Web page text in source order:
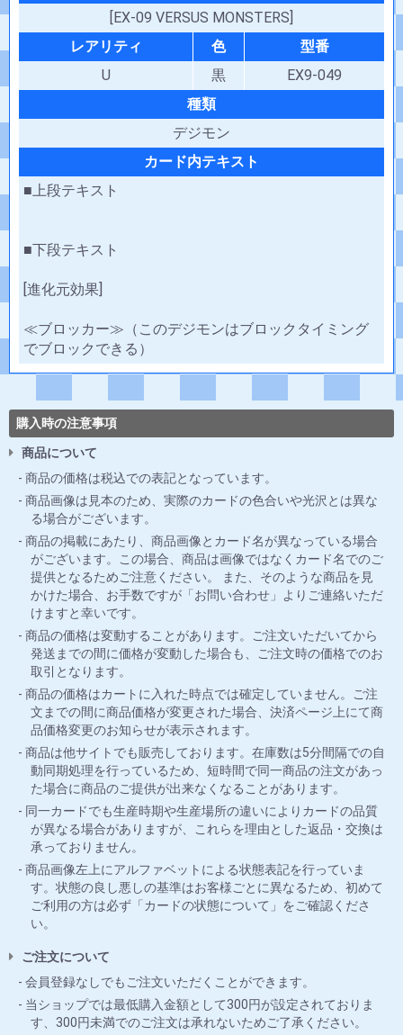
[EX-09 VERSUS MONSTERS]
レアリティ
色
型番
U
黒
EX9-049
種類
デジモン
カード内テキスト
■上段テキスト
■下段テキスト
[進化元効果]
≪ブロッカー≫（このデジモンはブロックタイミング
でブロックできる）
購入時の注意事項
商品について
商品の価格は税込での表記となっています。
商品画像は見本のため、実際のカードの色合いや光沢とは異な
る場合がございます。
商品の掲載にあたり、商品画像とカード名が異なっている場合
がございます。この場合、商品は画像ではなくカード名でのご
提供となるためご注意ください。 また、そのような商品を見
かけた場合、お手数ですが「お問い合わせ」よりご連絡いただ
けますと幸いです。
商品の価格は変動することがあります。ご注文いただいてから
発送までの間に価格が変動した場合も、ご注文時の価格でのお
取引となります。
商品の価格はカートに入れた時点では確定していません。ご注
文までの間に商品価格が変更された場合、決済ページ上にて商
品価格変更のお知らせが表示されます。
商品は他サイトでも販売しております。在庫数は5分間隔での自
動同期処理を行っているため、短時間で同一商品の注文があっ
た場合に商品のご提供が出来なくなることがあります。
同一カードでも生産時期や生産場所の違いによりカードの品質
が異なる場合がありますが、これらを理由とした返品・交換は
承っておりません。
商品画像左上にアルファベットによる状態表記を行っていま
す。状態の良し悪しの基準はお客様ごとに異なるため、初めて
ご利用の方は必ず「カードの状態について」をご確認くださ
い。
ご注文について
会員登録なしでもご注文いただくことができます。
当ショップでは最低購入金額として300円が設定されておりま
す、300円未満でのご注文は承れないためご了承ください。